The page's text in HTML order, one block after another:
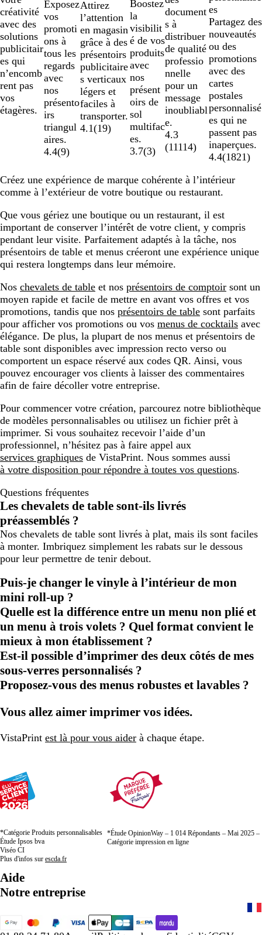
créativité
avec des
solutions
publicitair
es qui
n’encomb
rent pas
vos
étagères.
Exposez
vos
promoti
ons à
tous les
regards
avec
nos
présento
irs
triangul
aires.
4.4(9)
Attirez
l’attention
en magasin
grâce à des
présentoirs
publicitaire
s verticaux
légers et
faciles à
transporter.
4.1(19)
Boostez
la
visibilit
é de vos
produits
avec
nos
présent
oirs de
sol
multifac
es.
3.7(3)
document
s à
distribuer
de qualité
professio
nnelle
pour un
message
inoubliabl
e.
4.3
(11114)
es
Partagez des
nouveautés
ou des
promotions
avec des
cartes
postales
personnalisé
es qui ne
passent pas
inaperçues.
4.4(1821)
Créez une expérience de marque cohérente à l’intérieur
comme à l’extérieur de votre boutique ou restaurant.
Que vous gériez une boutique ou un restaurant, il est
important de conserver l’intérêt de votre client, y compris
pendant leur visite. Parfaitement adaptés à la tâche, nos
présentoirs de table et menus créeront une expérience unique
qui restera longtemps dans leur mémoire.
Nos chevalets de table et nos présentoirs de comptoir sont un
moyen rapide et facile de mettre en avant vos offres et vos
promotions, tandis que nos présentoirs de table sont parfaits
pour afficher vos promotions ou vos menus de cocktails avec
élégance. De plus, la plupart de nos menus et présentoirs de
table sont disponibles avec impression recto verso ou
comportent un espace réservé aux codes QR. Ainsi, vous
pouvez encourager vos clients à laisser des commentaires
afin de faire décoller votre entreprise.
Pour commencer votre création, parcourez notre bibliothèque
de modèles personnalisables ou utilisez un fichier prêt à
imprimer. Si vous souhaitez recevoir l’aide d’un
professionnel, n’hésitez pas à faire appel aux
services graphiques de VistaPrint. Nous sommes aussi
à votre disposition pour répondre à toutes vos questions.
Questions fréquentes
Les chevalets de table sont-ils livrés
préassemblés ?
Nos chevalets de table sont livrés à plat, mais ils sont faciles
à monter. Imbriquez simplement les rabats sur le dessous
pour leur permettre de tenir debout.
Puis-je changer le vinyle à l’intérieur de mon
mini roll-up ?
Quelle est la différence entre un menu non plié et
un menu à trois volets ? Quel format convient le
mieux à mon établissement ?
Est-il possible d’imprimer des deux côtés de mes
sous-verres personnalisés ?
Proposez-vous des menus robustes et lavables ?
Vous allez aimer imprimer vos idées.
VistaPrint est là pour vous aider à chaque étape.
*Catégorie Produits personnalisables
Étude Ipsos bva
Viséo CI
Plus d'infos sur escda.fr
*Étude OpinionWay – 1 014 Répondants – Mai 2025 –
Catégorie impression en ligne
Aide
Notre entreprise